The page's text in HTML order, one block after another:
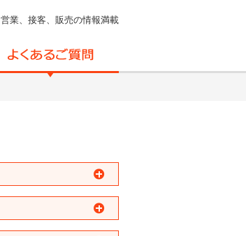
業、接客、販売の情報満載